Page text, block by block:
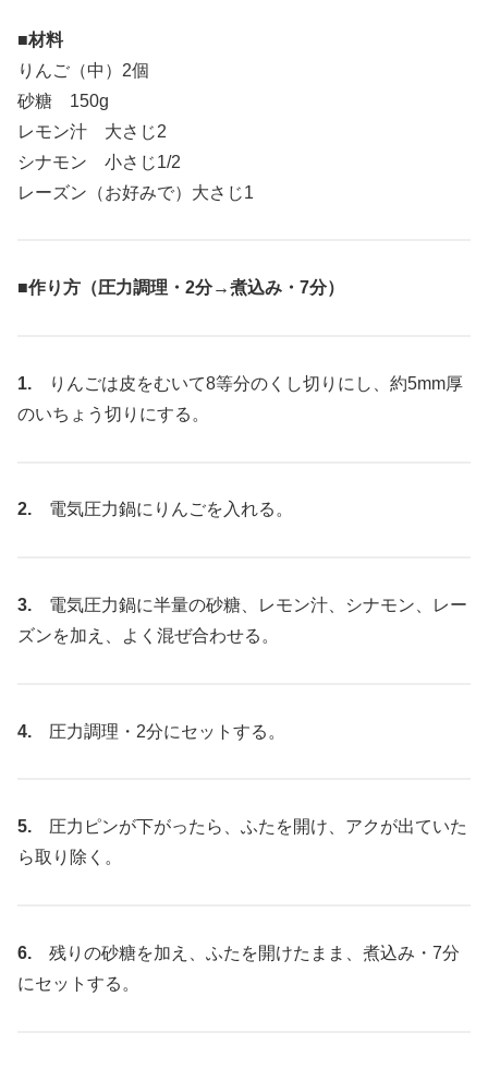
■材料
りんご（中）2個
砂糖 150g
レモン汁 大さじ2
シナモン 小さじ1/2
レーズン（お好みで）大さじ1
■作り方（圧力調理・2分→煮込み・7分）
1. りんごは皮をむいて8等分のくし切りにし、約5mm厚
のいちょう切りにする。
2. 電気圧力鍋にりんごを入れる。
3. 電気圧力鍋に半量の砂糖、レモン汁、シナモン、レー
ズンを加え、よく混ぜ合わせる。
4. 圧力調理・2分にセットする。
5. 圧力ピンが下がったら、ふたを開け、アクが出ていた
ら取り除く。
6. 残りの砂糖を加え、ふたを開けたまま、煮込み・7分
にセットする。